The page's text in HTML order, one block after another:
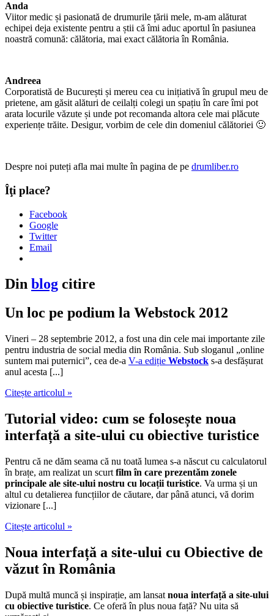
Anda
Viitor medic și pasionată de drumurile țării mele, m-am alăturat
echipei deja existente pentru a știi că îmi aduc aportul în pasiunea
noastră comună: călătoria, mai exact călătoria în România.
Andreea
Corporatistă de București și mereu cea cu inițiativă în grupul meu de
prietene, am găsit alături de ceilalți colegi un spațiu în care îmi pot
arata locurile văzute și unde pot recomanda altora cele mai plăcute
experiențe trăite. Desigur, vorbim de cele din domeniul călătoriei 🙂
Despre noi puteți afla mai multe în pagina de pe drumliber.ro
Îţi place?
Facebook
Google
Twitter
Email
Din blog citire
Un loc pe podium la Webstock 2012
Vineri – 28 septembrie 2012, a fost una din cele mai importante zile
pentru industria de social media din România. Sub sloganul „online
suntem mai puternici”, cea de-a V-a ediție Webstock s-a desfășurat
anul acesta [...]
Citește articolul »
Tutorial video: cum se folosește noua
interfață a site-ului cu obiective turistice
Pentru că ne dăm seama că nu toată lumea s-a născut cu calculatorul
în brațe, am realizat un scurt film în care prezentăm zonele
principale ale site-ului nostru cu locații turistice. Va urma și un
altul cu detalierea funcțiilor de căutare, dar până atunci, vă dorim
vizionare [...]
Citește articolul »
Noua interfață a site-ului cu Obiective de
văzut în România
După multă muncă și inspirație, am lansat noua interfață a site-ului
cu obiective turistice. Ce oferă în plus noua față? Nu uita să